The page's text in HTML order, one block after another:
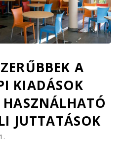
A
KIADÁSOK
HASZNÁLHATÓ
JUTTATÁSOK